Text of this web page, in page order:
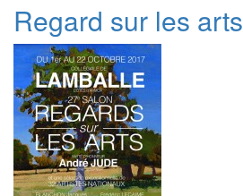
Regard sur les arts